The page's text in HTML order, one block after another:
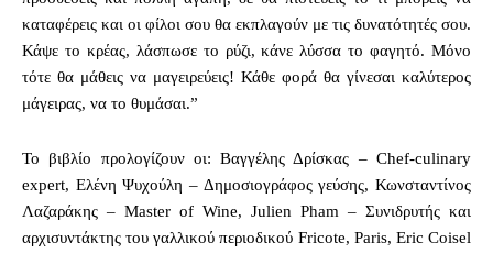
καταφέρεις και οι φίλοι σου θα εκπλαγούν με τις δυνατότητές σου.
Κάψε το κρέας, λάσπωσε το ρύζι, κάνε λύσσα το φαγητό. Μόνο
τότε θα μάθεις να μαγειρεύεις! Κάθε φορά θα γίνεσαι καλύτερος
μάγειρας, να το θυμάσαι.”
Το βιβλίο προλογίζουν οι: Βαγγέλης Δρίσκας – Chef-culinary
expert, Ελένη Ψυχούλη – Δημοσιογράφος γεύσης, Κωνσταντίνος
Λαζαράκης – Master of Wine, Julien Pham – Συνιδρυτής και
αρχισυντάκτης του γαλλικού περιοδικού Fricote, Paris, Eric Coisel